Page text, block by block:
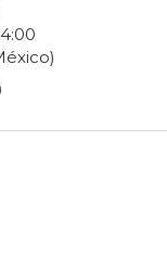
:00
)